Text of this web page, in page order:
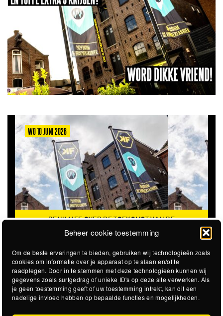
Beheer cookie toestemming
Om de beste ervaringen te bieden, gebruiken wij technologieën zoals
cookies om informatie over je apparaat op te slaan en/of te
raadplegen. Door in te stemmen met deze technologieën kunnen wij
gegevens zoals surfgedrag of unieke ID's op deze site verwerken. Als
je geen toestemming geeft of uw toestemming intrekt, kan dit een
nadelige invloed hebben op bepaalde functies en mogelijkheden.
WO 10 JUNI 2026
DENK MEE OVER DE TOEKOMST VAN DE
KROEPOEKFABRIEK